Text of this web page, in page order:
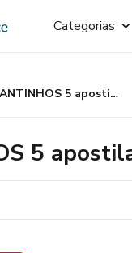
Categorias
SANTINHOS 5 apostila de moldes para EVA
5